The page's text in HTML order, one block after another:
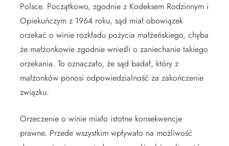
Polsce. Początkowo, zgodnie z Kodeksem Rodzinnym i
Opiekuńczym z 1964 roku, sąd miał obowiązek
orzekać o winie rozkładu pożycia małżeńskiego, chyba
że małżonkowie zgodnie wnieśli o zaniechanie takiego
orzekania. To oznaczało, że sąd badał, który z
małżonków ponosi odpowiedzialność za zakończenie
związku.
Orzeczenie o winie miało istotne konsekwencje
prawne. Przede wszystkim wpływało na możliwość